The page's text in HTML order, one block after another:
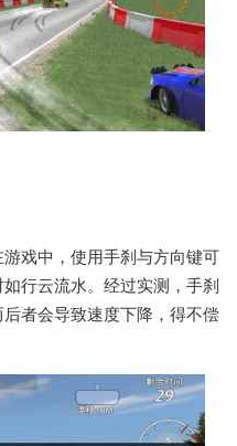
戏中，使用手刹与方向键可
行云流水。经过实测，手刹
者会导致速度下降，得不偿